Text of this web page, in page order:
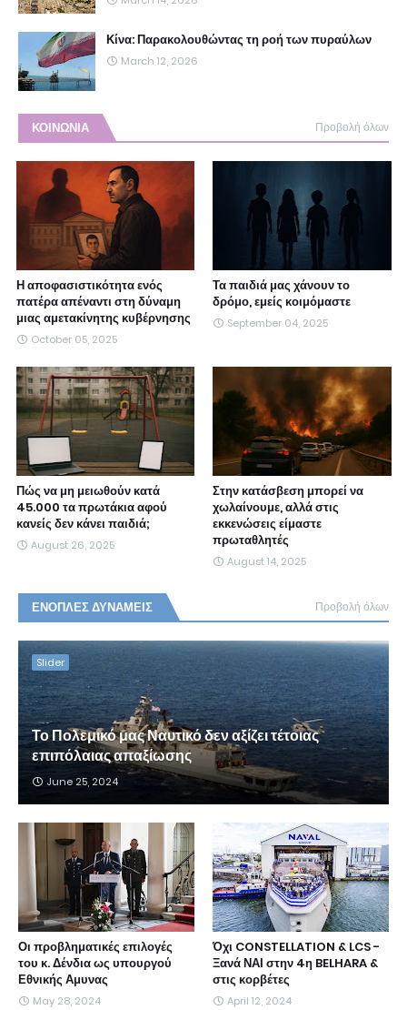
Κίνα: Παρακολουθώντας τη ροή των πυραύλων
March 12, 2026
ΚΟΙΝΩΝΙΑ Προβολή όλων
Η αποφασιστικότητα ενός
πατέρα απέναντι στη δύναμη
μιας αμετακίνητης κυβέρνησης
October 05, 2025
Τα παιδιά μας χάνουν το
δρόμο, εμείς κοιμόμαστε
September 04, 2025
Πώς να μη μειωθούν κατά
45.000 τα πρωτάκια αφού
κανείς δεν κάνει παιδιά;
August 26, 2025
Στην κατάσβεση μπορεί να
χωλαίνουμε, αλλά στις
εκκενώσεις είμαστε
πρωταθλητές
August 14, 2025
ΕΝΟΠΛΕΣ ΔΥΝΑΜΕΙΣ Προβολή όλων
Slider
Το Πολεμικό μας Ναυτικό δεν αξίζει τέτοιας
επιπόλαιας απαξίωσης
June 25, 2024
Οι προβληματικές επιλογές
του κ. Δένδια ως υπουργού
Εθνικής Αμυνας
May 28, 2024
Όχι CONSTELLATION & LCS -
Ξανά ΝΑΙ στην 4η BELHARA &
στις κορβέτες
April 12, 2024